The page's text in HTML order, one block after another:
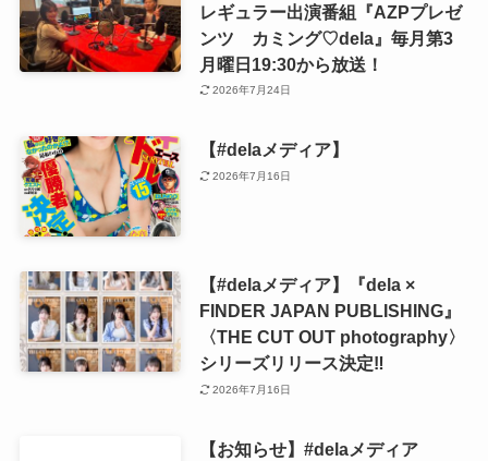
レギュラー出演番組『AZPプレゼ
ンツ カミング♡dela』毎月第3
月曜日19:30から放送！
2026年7月24日
【#delaメディア】
2026年7月16日
【#delaメディア】『dela ×
FINDER JAPAN PUBLISHING』
〈THE CUT OUT photography〉
シリーズリリース決定‼️
2026年7月16日
【お知らせ】#delaメディア